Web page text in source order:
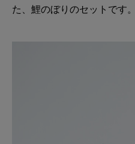
た、鯉のぼりのセットです。